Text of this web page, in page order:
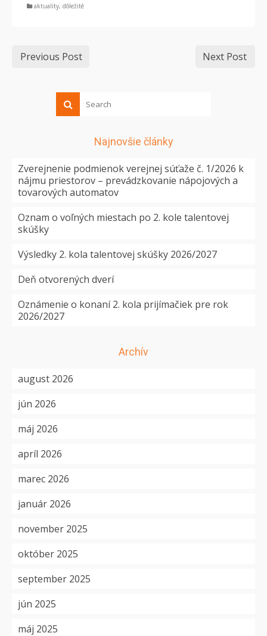
aktuality, dôležité
Previous Post Next Post
Najnovšie články
Zverejnenie podmienok verejnej súťaže č. 1/2026 k
nájmu priestorov – prevádzkovanie nápojových a
tovarových automatov
Oznam o voľných miestach po 2. kole talentovej
skúšky
Výsledky 2. kola talentovej skúšky 2026/2027
Deň otvorených dverí
Oznámenie o konaní 2. kola prijímačiek pre rok
2026/2027
Archív
august 2026
jún 2026
máj 2026
apríl 2026
marec 2026
január 2026
november 2025
október 2025
september 2025
jún 2025
máj 2025